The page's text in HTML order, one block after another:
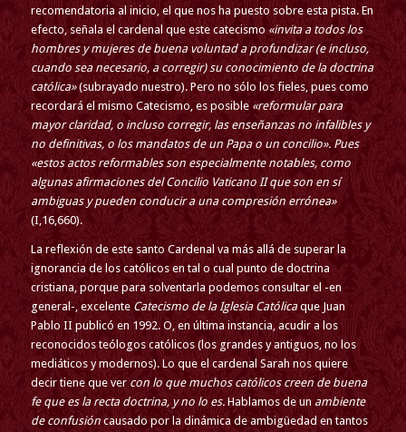
recomendatoria al inicio, el que nos ha puesto sobre esta pista. En
efecto, señala el cardenal que este catecismo «invita a todos los
hombres y mujeres de buena voluntad a profundizar (e incluso,
cuando sea necesario, a corregir) su conocimiento de la doctrina
católica»(subrayado nuestro). Pero no sólo los fieles, pues como
recordará el mismo Catecismo, es posible «reformular para
mayor claridad, o incluso corregir, las enseñanzas no infalibles y
no definitivas, o los mandatos de un Papa o un concilio». Pues
«estos actos reformables son especialmente notables, como
algunas afirmaciones del Concilio Vaticano II que son en sí
ambiguas y pueden conducir a una compresión errónea»
(I,16,660).
La reflexión de este santo Cardenal va más allá de superar la
ignorancia de los católicos en tal o cual punto de doctrina
cristiana, porque para solventarla podemos consultar el -en
general-, excelente Catecismo de la Iglesia Católicaque Juan
Pablo II publicó en 1992. O, en última instancia, acudir a los
reconocidos teólogos católicos (los grandes y antiguos, no los
mediáticos y modernos). Lo que el cardenal Sarah nos quiere
decir tiene que ver con lo que muchos católicos creen de buena
fe que es la recta doctrina, y no lo es.Hablamos de un ambiente
de confusióncausado por la dinámica de ambigüedad en tantos